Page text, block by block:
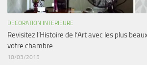
DECORATION INTERIEURE
Revisitez l’Histoire de l’Art avec les plus
votre chambre
10/03/2015